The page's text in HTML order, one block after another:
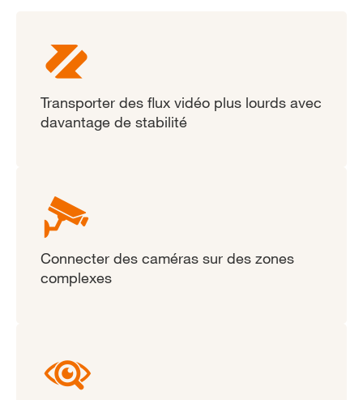
Transporter des flux vidéo plus lourds avec
davantage de stabilité
Connecter des caméras sur des zones
complexes